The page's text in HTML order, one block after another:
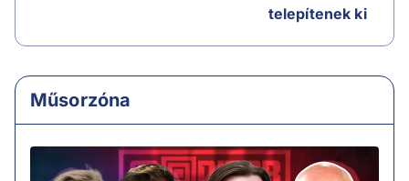
telepítenek ki
Műsorzóna